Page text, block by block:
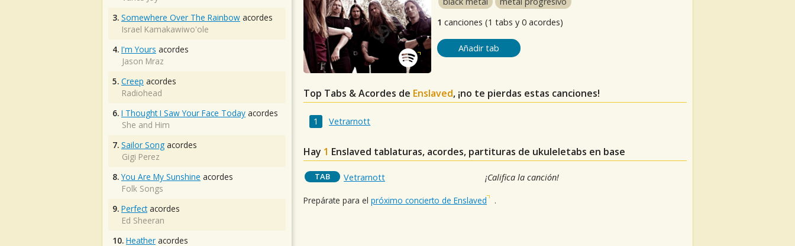
1 canciones (1 tabs y 0 acordes)
Añadir tab
Top Tabs & Acordes de Enslaved, ¡no te pierdas estas canciones!
Vetrarnott
Hay 1 Enslaved tablaturas, acordes, partituras de ukuleletabs en base
TAB Vetrarnott ¡Califica la canción!
Prepárate para el próximo concierto de Enslaved .
3. Somewhere Over The Rainbow acordes
Israel Kamakawiwo'ole
4. I'm Yours acordes
Jason Mraz
5. Creep acordes
Radiohead
6. I Thought I Saw Your Face Today acordes
She and Him
7. Sailor Song acordes
Gigi Perez
8. You Are My Sunshine acordes
Folk Songs
9. Perfectacordes
Ed Sheeran
10. Heather acordes